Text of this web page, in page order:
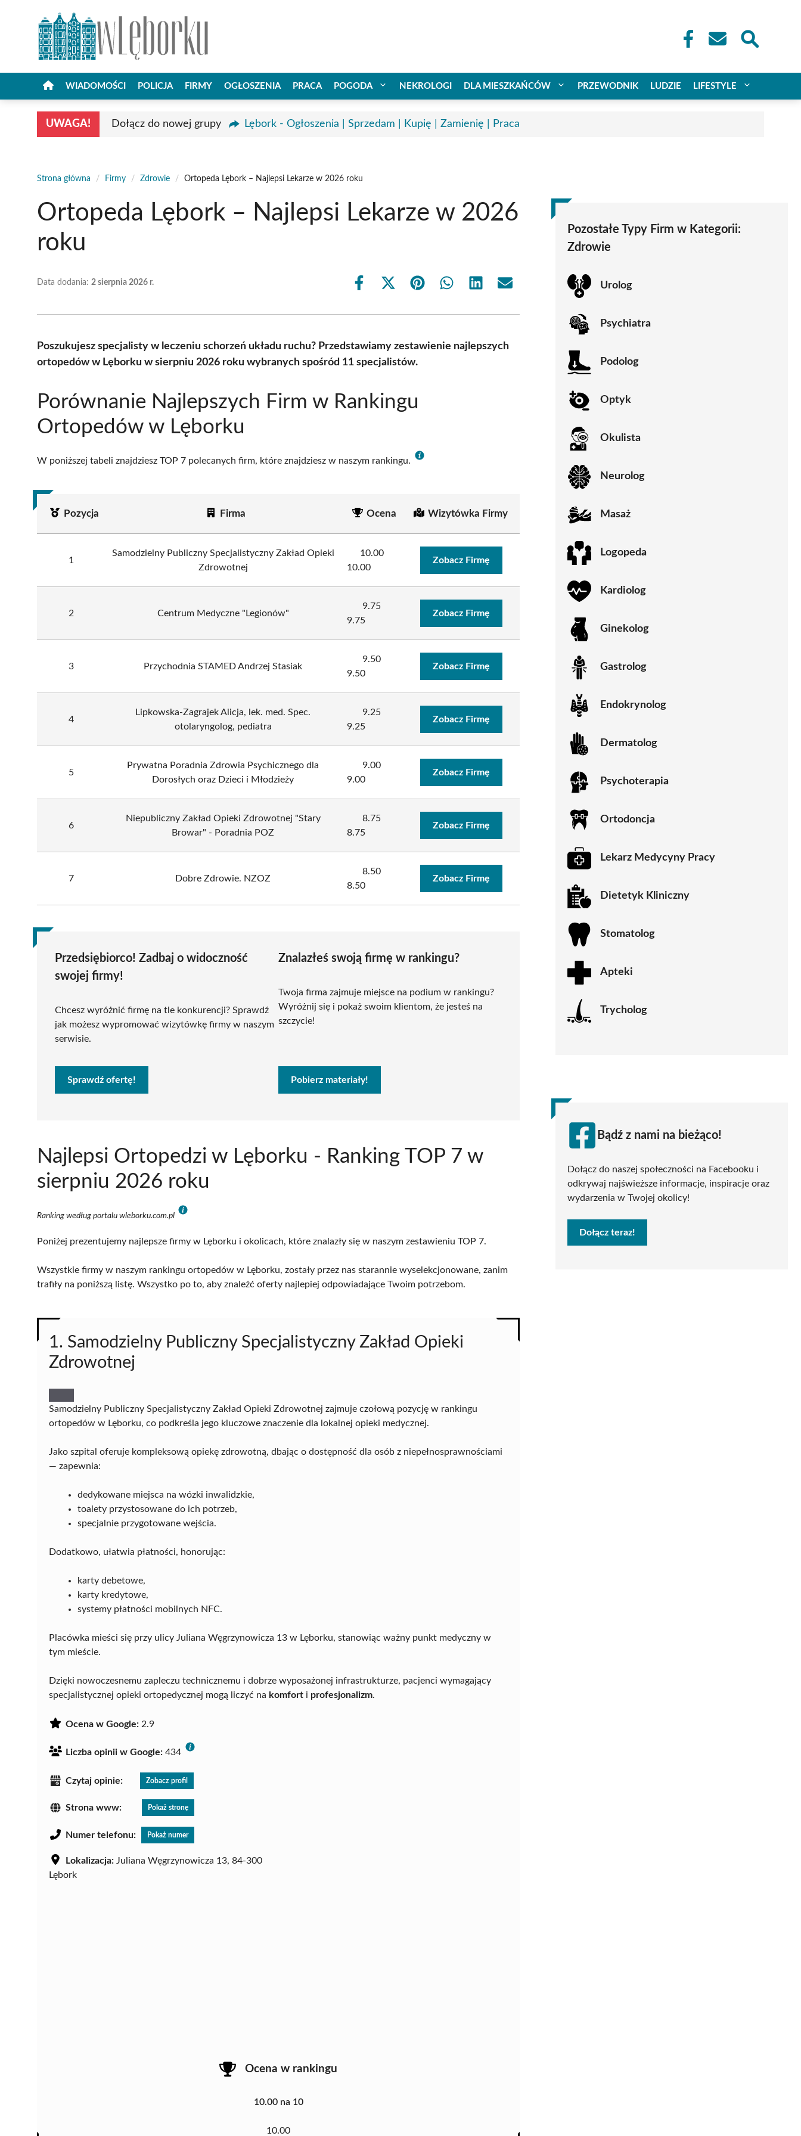
WIADOMOŚCI POLICJA FIRMY OGŁOSZENIA PRACA POGODA NEKROLOGI DLA MIESZKAŃCÓW PRZEWODNIK LUDZIE LIFESTYLE
UWAGA! Dołącz do nowej grupy Lębork - Ogłoszenia | Sprzedam | Kupię | Zamienię | Praca
Strona główna / Firmy / Zdrowie / Ortopeda Lębork – Najlepsi Lekarze w 2026 roku
Ortopeda Lębork – Najlepsi Lekarze w 2026
roku
Data dodania: 2 sierpnia 2026 r.
Share
Share
(Twitter)
Share Share Share Share
Poszukujesz specjalisty w leczeniu schorzeń układu ruchu? Przedstawiamy zestawienie najlepszych
ortopedów w Lęborku w sierpniu 2026 roku wybranych spośród 11 specjalistów.
Porównanie Najlepszych Firm w Rankingu
Ortopedów w Lęborku
W poniższej tabeli znajdziesz TOP 7 polecanych firm, które znajdziesz w naszym rankingu.
Pozycja Firma Ocena Wizytówka Firmy
1
Samodzielny Publiczny Specjalistyczny Zakład Opieki
Zdrowotnej
10.00
10.00
Zobacz Firmę
2 Centrum Medyczne "Legionów"
9.75
9.75
Zobacz Firmę
3 Przychodnia STAMED Andrzej Stasiak
9.50
9.50
Zobacz Firmę
4
Lipkowska-Zagrajek Alicja, lek. med. Spec.
otolaryngolog, pediatra
9.25
9.25
Zobacz Firmę
5
Prywatna Poradnia Zdrowia Psychicznego dla
Dorosłych oraz Dzieci i Młodzieży
9.00
9.00
Zobacz Firmę
6
Niepubliczny Zakład Opieki Zdrowotnej "Stary
Browar" - Poradnia POZ
8.75
8.75
Zobacz Firmę
7 Dobre Zdrowie. NZOZ
8.50
8.50
Zobacz Firmę
Przedsiębiorco! Zadbaj o widoczność
swojej firmy!
Chcesz wyróżnić firmę na tle konkurencji? Sprawdź
jak możesz wypromować wizytówkę firmy w naszym
serwisie.
Sprawdź ofertę!
Znalazłeś swoją firmę w rankingu?
Twoja firma zajmuje miejsce na podium w rankingu?
Wyróżnij się i pokaż swoim klientom, że jesteś na
szczycie!
Pobierz materiały!
Najlepsi Ortopedzi w Lęborku - Ranking TOP 7 w
sierpniu 2026 roku
Ranking według portalu wleborku.com.pl
Poniżej prezentujemy najlepsze firmy w Lęborku i okolicach, które znalazły się w naszym zestawieniu TOP 7.
Wszystkie firmy w naszym rankingu ortopedów w Lęborku, zostały przez nas starannie wyselekcjonowane, zanim
trafiły na poniższą listę. Wszystko po to, aby znaleźć oferty najlepiej odpowiadające Twoim potrzebom.
1. Samodzielny Publiczny Specjalistyczny Zakład Opieki
Zdrowotnej
Samodzielny Publiczny Specjalistyczny Zakład Opieki Zdrowotnej zajmuje czołową pozycję w rankingu
ortopedów w Lęborku, co podkreśla jego kluczowe znaczenie dla lokalnej opieki medycznej.
Jako szpital oferuje kompleksową opiekę zdrowotną, dbając o dostępność dla osób z niepełnosprawnościami
— zapewnia:
dedykowane miejsca na wózki inwalidzkie,
toalety przystosowane do ich potrzeb,
specjalnie przygotowane wejścia.
Dodatkowo, ułatwia płatności, honorując:
karty debetowe,
karty kredytowe,
systemy płatności mobilnych NFC.
Placówka mieści się przy ulicy Juliana Węgrzynowicza 13 w Lęborku, stanowiąc ważny punkt medyczny w
tym mieście.
Dzięki nowoczesnemu zapleczu technicznemu i dobrze wyposażonej infrastrukturze, pacjenci wymagający
specjalistycznej opieki ortopedycznej mogą liczyć na komfort i profesjonalizm.
Ocena w Google: 2.9
Liczba opinii w Google: 434
Czytaj opinie: Zobacz profil
Strona www: Pokaż stronę
Numer telefonu: Pokaż numer
Lokalizacja: Juliana Węgrzynowicza 13, 84-300
Lębork
Ocena w rankingu
10.00 na 10
10.00
Pozostałe Typy Firm w Kategorii:
Zdrowie
Urolog
Psychiatra
Podolog
Optyk
Okulista
Neurolog
Masaż
Logopeda
Kardiolog
Ginekolog
Gastrolog
Endokrynolog
Dermatolog
Psychoterapia
Ortodoncja
Lekarz Medycyny Pracy
Dietetyk Kliniczny
Stomatolog
Apteki
Trycholog
Bądź z nami na bieżąco!
Dołącz do naszej społeczności na Facebooku i
odkrywaj najświeższe informacje, inspiracje oraz
wydarzenia w Twojej okolicy!
Dołącz teraz!